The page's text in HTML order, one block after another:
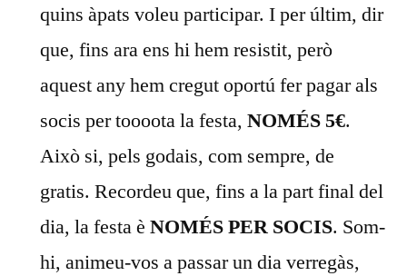
quins àpats voleu participar. I per últim, dir
que, fins ara ens hi hem resistit, però
aquest any hem cregut oportú fer pagar als
socis per toooota la festa, NOMÉS 5€.
Això si, pels godais, com sempre, de
gratis. Recordeu que, fins a la part final del
dia, la festa è NOMÉS PER SOCIS. Som-
hi, animeu-vos a passar un dia verregàs,